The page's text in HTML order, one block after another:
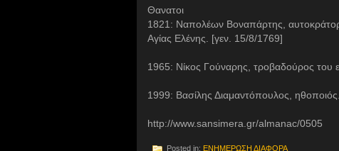
Θανατοι
1821: Ναπολέων Βοναπάρτης,
Αγίας Ελένης. [γεν. 15/8/1769]
1965: Νίκος Γούναρης, τροβαδούρος του
1999: Βασίλης Διαμαντόπουλος,
http://www.sansimera.gr/almanac/0505
Posted in: ΕΝΗΜΕΡΩΣΗ ΔΙΑΦΟΡΑ